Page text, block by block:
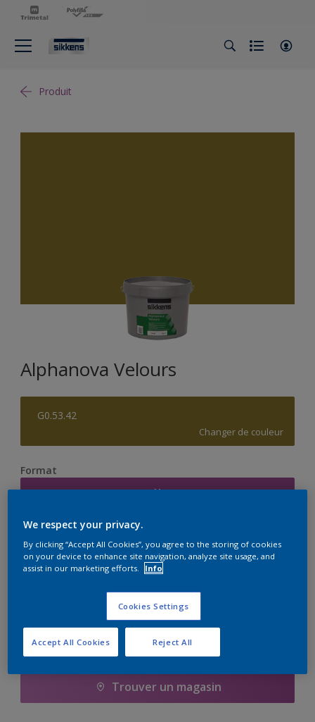
Produit
Alphanova Velours
G0.53.42
Changer de couleur
Format
1L
Quantité Calculateur de peinture
Calculer
Ajouter à la liste d’achats
Trouver un magasin
We respect your privacy.
By clicking “Accept All Cookies”, you agree to the storing of cookies
on your device to enhance site navigation, analyze site usage, and
assist in our marketing efforts.
Info
Cookies Settings
Reject All
Accept All Cookies